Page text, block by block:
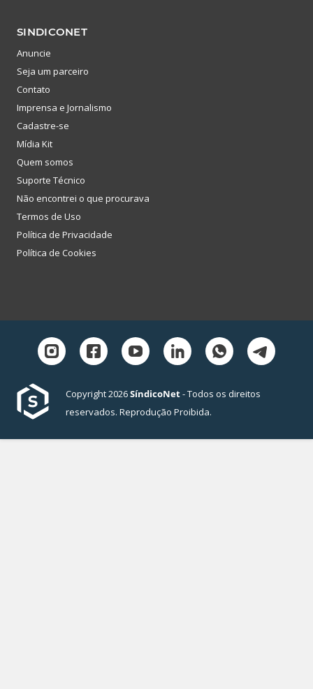
SINDICONET
Anuncie
Seja um parceiro
Contato
Imprensa e Jornalismo
Cadastre-se
Mídia Kit
Quem somos
Suporte Técnico
Não encontrei o que procurava
Termos de Uso
Política de Privacidade
Política de Cookies
Copyright 2026SíndicoNet- Todos os direitos
reservados. Reprodução Proibida.